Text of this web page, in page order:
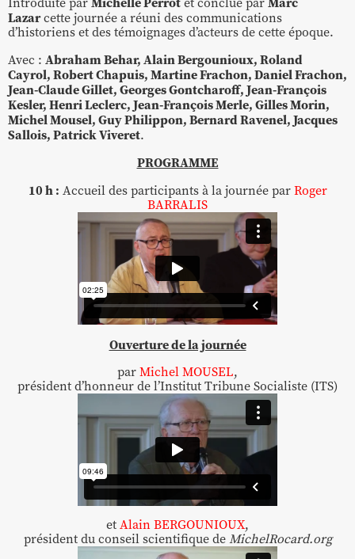
Lazarcette journée a réuni des communications
d’historiens et des témoignages d’acteurs de cette époque.
Avec : Abraham Behar, Alain Bergounioux, Roland
Cayrol, Robert Chapuis, Martine Frachon, Daniel Frachon,
Jean-Claude Gillet, Georges Gontcharoff, Jean-François
Kesler, Henri Leclerc, Jean-François Merle, Gilles Morin,
Michel Mousel, Guy Philippon, Bernard Ravenel, Jacques
Sallois, Patrick Viveret.
PROGRAMME
10 h : Accueil des participants à la journée parRoger
BARRALIS
Ouverture de la journée
parMichel MOUSEL,
président d’honneur de l’Institut Tribune Socialiste (ITS)
etAlain BERGOUNIOUX,
président du conseil scientifique deMichelRocard.org